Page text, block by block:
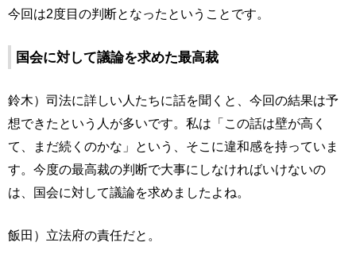
今回は2度目の判断となったということです。
国会に対して議論を求めた最高裁
鈴木）司法に詳しい人たちに話を聞くと、今回の結果は予
想できたという人が多いです。私は「この話は壁が高く
て、まだ続くのかな」という、そこに違和感を持っていま
す。今度の最高裁の判断で大事にしなければいけないの
は、国会に対して議論を求めましたよね。
飯田）立法府の責任だと。